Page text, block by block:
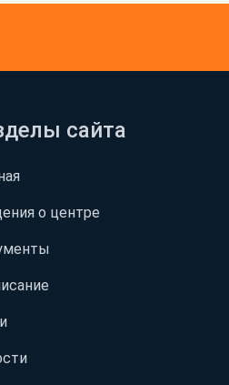
сайта
о центре